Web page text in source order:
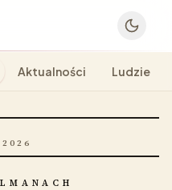
Aktualności Ludzie